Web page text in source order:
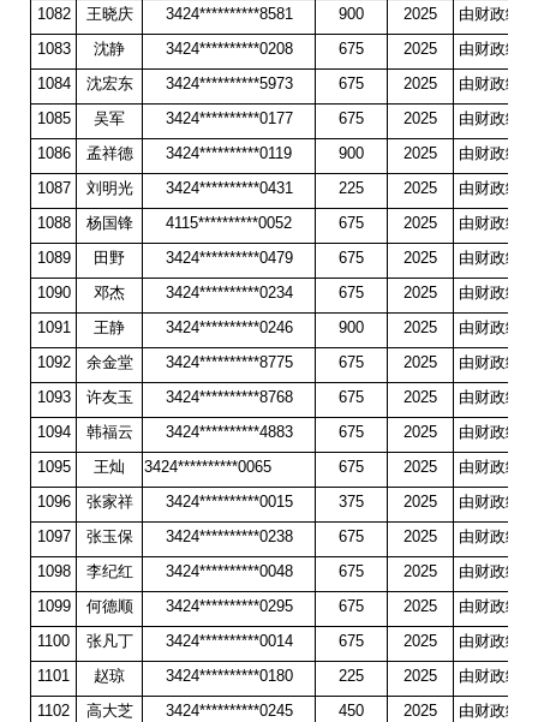
1082
王晓庆 3424**********8581 900 2025
由财政统
1083
沈静 3424**********0208 675 2025
由财政统
1084
沈宏东 3424**********5973 675 2025
由财政统
1085
吴军 3424**********0177 675 2025
由财政统
1086
孟祥德 3424**********0119 900 2025
由财政统
1087
刘明光 3424**********0431 225 2025
由财政统
1088
杨国锋 4115**********0052 675 2025
由财政统
1089
田野 3424**********0479 675 2025
由财政统
1090
邓杰 3424**********0234 675 2025
由财政统
1091
王静 3424**********0246 900 2025
由财政统
1092
余金堂 3424**********8775 675 2025
由财政统
1093
许友玉 3424**********8768 675 2025
由财政统
1094
韩福云 3424**********4883 675 2025
由财政统
1095
王灿 3424**********0065 675 2025
由财政统
1096
张家祥 3424**********0015 375 2025
由财政统
1097
张玉保 3424**********0238 675 2025
由财政统
1098
李纪红 3424**********0048 675 2025
由财政统
1099
何德顺 3424**********0295 675 2025
由财政统
1100
张凡丁 3424**********0014 675 2025
由财政统
1101
赵琼 3424**********0180 225 2025
由财政统
1102
高大芝 3424**********0245 450 2025
由财政统